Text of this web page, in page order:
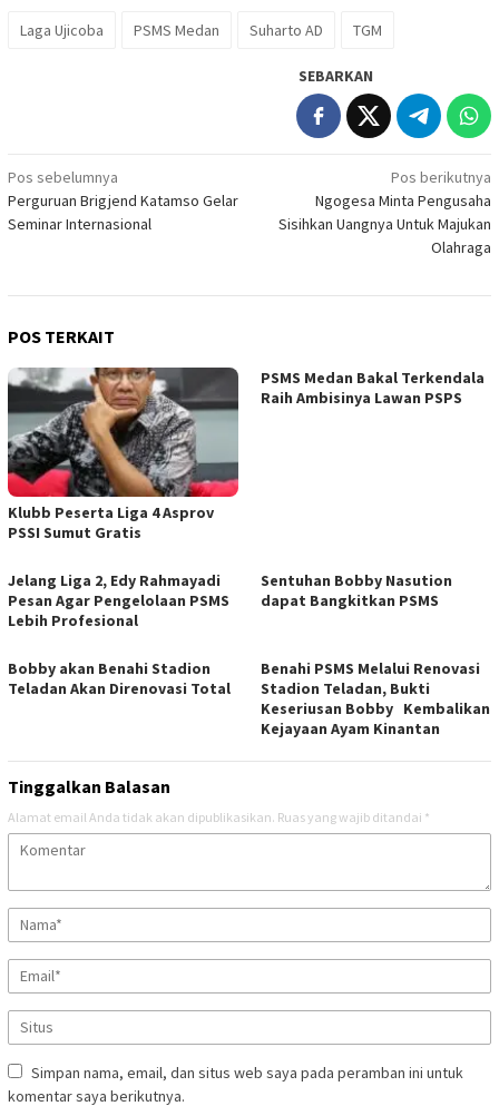
Laga Ujicoba PSMS Medan Suharto AD TGM
SEBARKAN
Navigasi
pos
Pos sebelumnya
Perguruan Brigjend Katamso Gelar
Seminar Internasional
Pos berikutnya
Ngogesa Minta Pengusaha
Sisihkan Uangnya Untuk Majukan
Olahraga
POS TERKAIT
Klubb Peserta Liga 4 Asprov
PSSI Sumut Gratis
PSMS Medan Bakal Terkendala
Raih Ambisinya Lawan PSPS
Jelang Liga 2, Edy Rahmayadi
Pesan Agar Pengelolaan PSMS
Lebih Profesional
Sentuhan Bobby Nasution
dapat Bangkitkan PSMS
Bobby akan Benahi Stadion
Teladan Akan Direnovasi Total
Benahi PSMS Melalui Renovasi
Stadion Teladan, Bukti
Keseriusan Bobby Kembalikan
Kejayaan Ayam Kinantan
Tinggalkan Balasan
Alamat email Anda tidak akan dipublikasikan. Ruas yang wajib ditandai *
Simpan nama, email, dan situs web saya pada peramban ini untuk
komentar saya berikutnya.